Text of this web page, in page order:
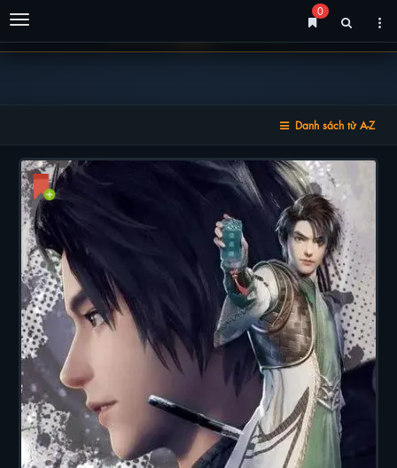
Menu
0
Danh sách từ A-Z